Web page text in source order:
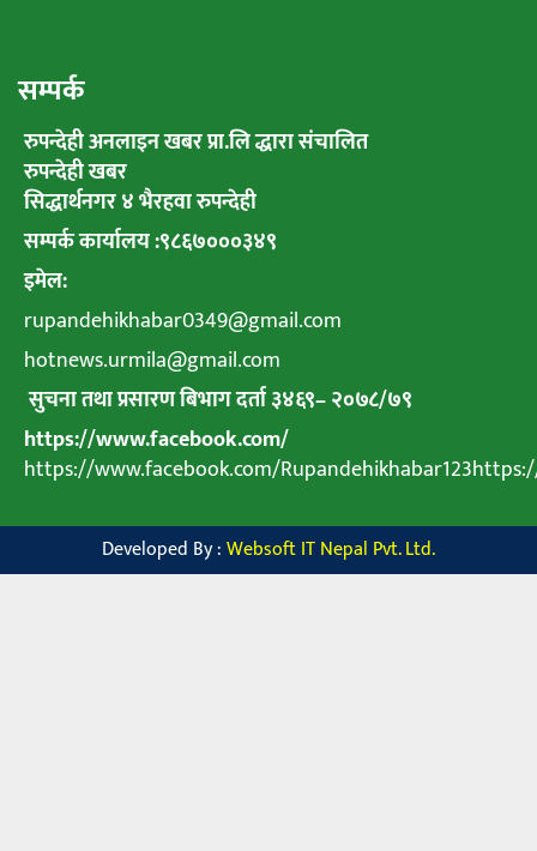
सम्पर्क
रुपन्देही अनलाइन खबर प्रा.लि द्धारा संचालित
रुपन्देही खबर
सिद्धार्थनगर ४ भैरहवा रुपन्देही
सम्पर्क कार्यालय :९८६७०००३४९
इमेल:
rupandehikhabar0349@gmail.com
hotnews.urmila@gmail.com
सुचना तथा प्रसारण बिभाग दर्ता ३४६९–२०७८/७९
https://www.facebook.com/
https://www.facebook.com/
Developed By :Websoft IT Nepal Pvt. Ltd.